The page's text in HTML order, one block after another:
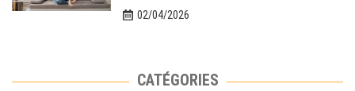
02/04/2026
CATÉGORIES